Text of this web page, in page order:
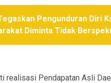
Pengunduran Diri
Diminta Tidak
realisasi Pendapatan Asli